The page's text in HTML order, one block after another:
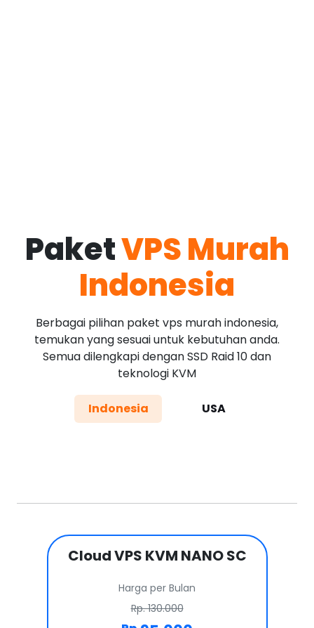
PaketVPS Murah
Indonesia
Berbagai pilihan paket vps murah indonesia,
temukan yang sesuai untuk kebutuhan anda.
Semua dilengkapi dengan SSD Raid 10 dan
teknologi KVM
Indonesia USA
Cloud VPS KVM NANO SC
Harga per Bulan
Rp. 130.000